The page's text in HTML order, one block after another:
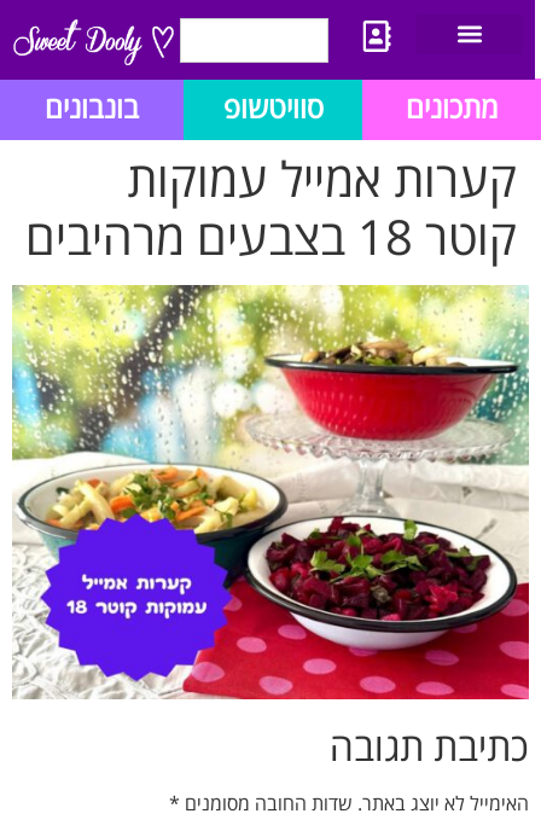
מתכונים סוויטשופ בונבונים
קערות אמייל עמוקות
קוטר 18 בצבעים מרהיבים
כתיבת תגובה
האימייל לא יוצג באתר. שדות החובה מסומנים *